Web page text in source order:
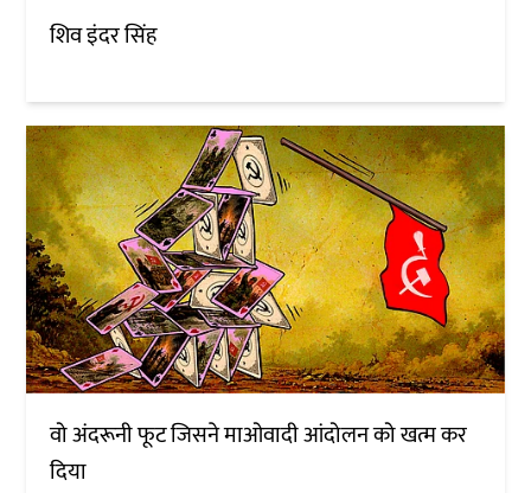
शिव इंदर सिंह
वो अंदरूनी फूट जिसने माओवादी आंदोलन को खत्म कर
दिया